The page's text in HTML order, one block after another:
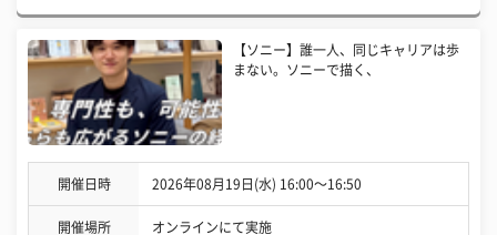
【ソニー】誰一人、同じキャリアは歩
まない。ソニーで描く、
開催日時 2026年08月19日(水) 16:00〜16:50
開催場所 オンラインにて実施